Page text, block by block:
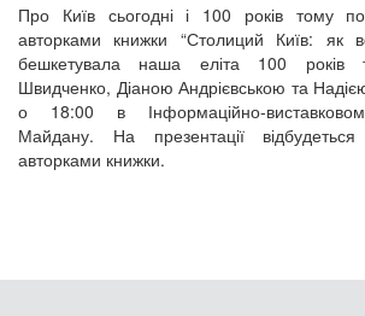
Про Київ сьогодні і 100 років тому
авторками книжки “Столиций Київ: як
бешкетувала наша еліта 100 років
Швидченко, Діаною Андрієвською та
о 18:00 в Інформаційно-
Майдану. На презентації
авторками книжки.